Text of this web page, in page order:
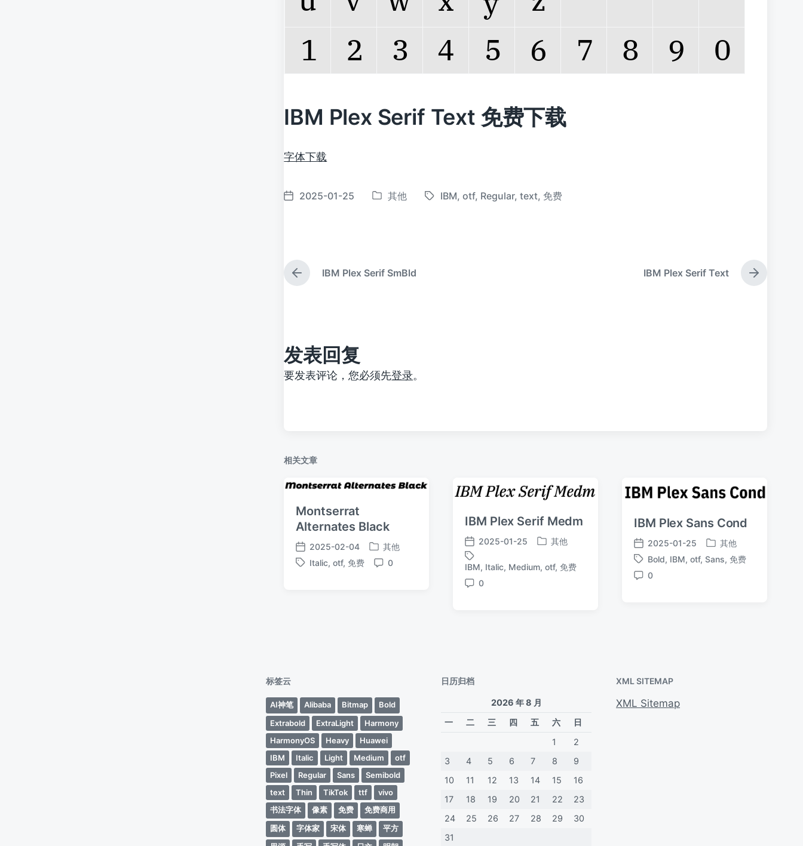
IBM Plex Serif Text 免费下载
字体下载
发
2025-01-25
发
其他
标
IBM,otf, Regular,text, 免费
上
篇
IBM Plex Serif SmBld
下
篇
IBM Plex Serif Text
发表回复
要发表评论，您必须先登录。
相关文章
Montserrat
Alternates Black
发
布
2025-02-04
发
布
其他
标
Italic,otf, 免费
评
0
IBM Plex Serif Medm
发
布
日
期
2025-01-25
发
于
其他
标
签
IBM, Italic, Medium,otf, 免费
评
0
IBM Plex Sans Cond
发
布
日
2025-01-25
发
布
其他
标
签
Bold, IBM,otf,Sans, 免费
评
0
标签云
AI神笔 Alibaba Bitmap
Bold
Extrabold
ExtraLight
Harmony
HarmonyOS
Heavy
Huawei
IBM
Italic Light Medium
otf
Pixel
Regular Sans
Semibold
text
Thin TikTok ttf
vivo
书法字体
像素 免费
免费商用
圆体
字体家 宋体 寒蝉
平方
日历归档
2026 年 8 月
一
二 三 四 五 六
日
1
2
3
4 5 6 7 8
9
10
11 12 13 14 15
16
17
18 19 20 21 22
23
24
25 26 27 28 29
30
31
XML SITEMAP
XML Sitemap